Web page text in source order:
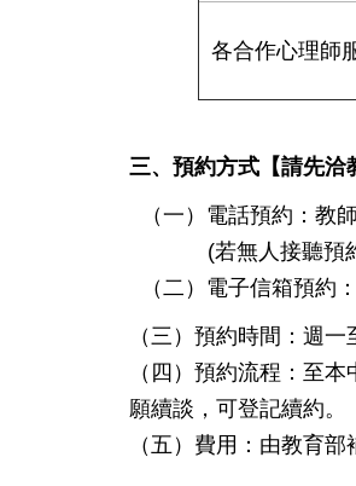
各合作心理師
三、預約方式【請先洽
（一）電話預約：教
(若無人接聽預約
（二）電子信箱預約
（三）預約時間：週
（四）預約流程：至
願續談，可登記續約。
（五）費用：由教育